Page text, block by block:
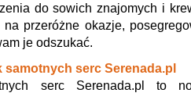
do sowich znajomych i
na przeróżne okazje,
je odszukać.
samotnych serc Serenada.pl
serc Serenada.pl to